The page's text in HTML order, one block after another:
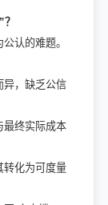
认的难题。
异，缺乏公信
最终实际成本
转化为可度量